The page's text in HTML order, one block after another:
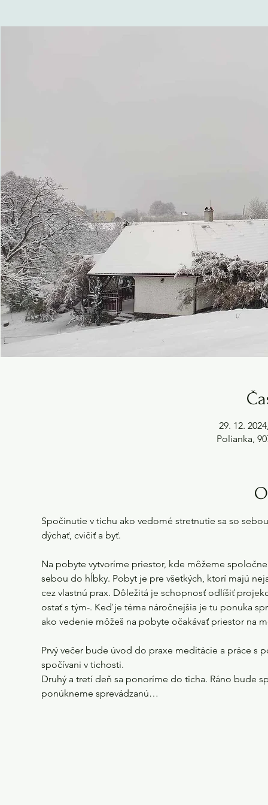
29. 12.
Polianka,
Spočinutie v tichu ako vedomé stretnutie sa so
dýchať, cvičiť a byť.
Na pobyte vytvoríme priestor, kde môžeme
sebou do hĺbky. Pobyt je pre všetkých, ktorí majú
cez vlastnú prax. Dôležitá je schopnosť odlíšiť
ostať s tým-. Keď je téma náročnejšia je tu ponuka
ako vedenie môžeš na pobyte očakávať priestor na
Prvý večer bude úvod do praxe meditácie a práce
spočívani v tichosti.
Druhý a tretí deň sa ponoríme do ticha. Ráno bude
ponúkneme sprevádzanú…